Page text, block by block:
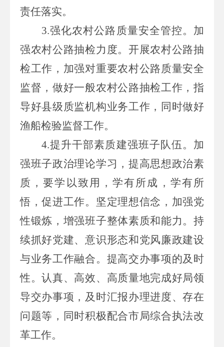
责任落实。
3.强化农村公路质量安全管控。加
强农村公路抽检力度。开展农村公路抽
检工作，加强对重要农村公路质量安全
监督，做好一般农村公路抽检工作，指
导好县级质监机构业务工作，同时做好
渔船检验监督工作。
4.提升干部素质建强班子队伍。加
强班子政治理论学习，提高思想政治素
质，要学以致用，学有所成，学有所
悟，促进工作。坚定理想信念，加强党
性锻炼，增强班子整体素质和能力。持
续抓好党建、意识形态和党风廉政建设
与业务工作融合。提高交办事项的及时
性。认真、高效、高质量地完成好局领
导交办事项，及时汇报办理进度、存在
问题等，同时积极配合市局综合执法改
革工作。